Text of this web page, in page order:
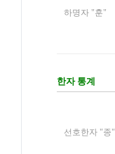
하명자 "훈"
한자 통계
선호한자 "종"